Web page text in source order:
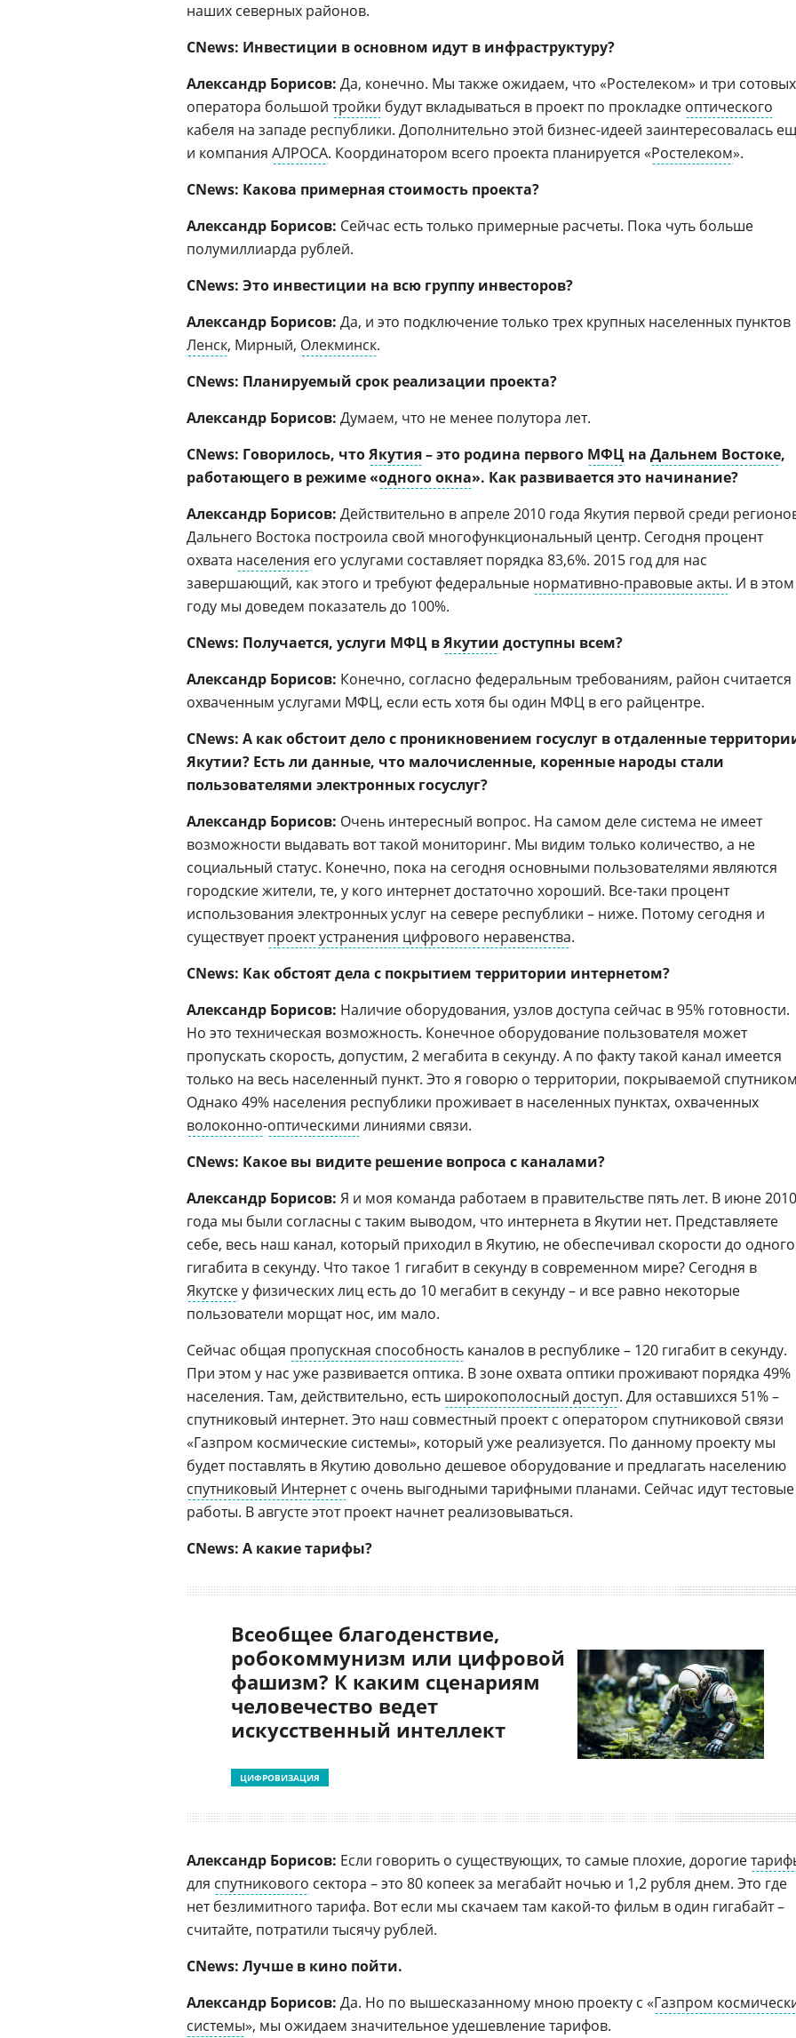
наших северных районов.
CNews: Инвестиции в основном идут в инфраструктуру?
Александр Борисов: Да, конечно. Мы также ожидаем, что «Ростелеком» и три сотовых
оператора большой тройки будут вкладываться в проект по прокладке оптического
кабеля на западе республики. Дополнительно этой бизнес-идеей заинтересовалась
и компания АЛРОСА. Координатором всего проекта планируется «Ростелеком».
CNews: Какова примерная стоимость проекта?
Александр Борисов: Сейчас есть только примерные расчеты. Пока чуть больше
полумиллиарда рублей.
CNews: Это инвестиции на всю группу инвесторов?
Александр Борисов: Да, и это подключение только трех крупных населенных пунктов
Ленск, Мирный, Олекминск.
CNews: Планируемый срок реализации проекта?
Александр Борисов: Думаем, что не менее полутора лет.
CNews: Говорилось, чтоЯкутия– это родина первого МФЦ на Дальнем Востоке,
работающего в режиме «одного окна». Как развивается это начинание?
Александр Борисов: Действительно в апреле 2010 года Якутия первой среди
Дальнего Востока построила свой многофункциональный центр. Сегодня процент
охвата населения его услугами составляет порядка 83,6%. 2015 год для нас
завершающий, как этого и требуют федеральные нормативно-правовые акты. И в этом
году мы доведем показатель до 100%.
CNews: Получается, услуги МФЦ вЯкутии доступны всем?
Александр Борисов: Конечно, согласно федеральным требованиям, район считается
охваченным услугами МФЦ, если есть хотя бы один МФЦ в его райцентре.
CNews: А как обстоит дело с проникновением госуслуг в отдаленные
Якутии? Есть ли данные, что малочисленные, коренные народы стали
пользователями электронных госуслуг?
Александр Борисов: Очень интересный вопрос. На самом деле система не имеет
возможности выдавать вот такой мониторинг. Мы видим только количество, а не
социальный статус. Конечно, пока на сегодня основными пользователями являются
городские жители, те, у кого интернет достаточно хороший. Все-таки процент
использования электронных услуг на севере республики – ниже. Потому сегодня и
существуетпроект устранения цифрового неравенства.
CNews: Как обстоят дела с покрытием территории интернетом?
Александр Борисов: Наличие оборудования, узлов доступа сейчас в 95% готовности.
Но это техническая возможность. Конечное оборудование пользователя может
пропускать скорость, допустим, 2 мегабита в секунду. А по факту такой канал имеется
только на весь населенный пункт. Это я говорю о территории, покрываемой
Однако 49% населения республики проживает в населенных пунктах, охваченных
волоконно-оптическими линиями связи.
CNews: Какое вы видите решение вопроса с каналами?
Александр Борисов: Я и моя команда работаем в правительстве пять лет. В июне 2010
года мы были согласны с таким выводом, что интернета в Якутии нет. Представляете
себе, весь наш канал, который приходил в Якутию, не обеспечивал скорости до одного
гигабита в секунду. Что такое 1 гигабит в секунду в современном мире? Сегодня в
Якутскеу физических лиц есть до 10 мегабит в секунду – и все равно некоторые
пользователи морщат нос, им мало.
Сейчас общая пропускная способность каналов в республике – 120 гигабит в секунду.
При этом у нас уже развивается оптика. В зоне охвата оптики проживают порядка 49%
населения. Там, действительно, есть широкополосный доступ. Для оставшихся 51% –
спутниковый интернет. Это наш совместный проект с оператором спутниковой связи
«Газпром космические системы», который уже реализуется. По данному проекту мы
будет поставлять в Якутию довольно дешевое оборудование и предлагать населению
спутниковый Интернетс очень выгодными тарифными планами. Сейчас идут тестовые
работы. В августе этот проект начнет реализовываться.
CNews: А какие тарифы?
Всеобщее благоденствие,
робокоммунизм или цифровой
фашизм? К каким сценариям
человечество ведет
искусственный интеллект
ЦИФРОВИЗАЦИЯ
Александр Борисов: Если говорить о существующих, то самые плохие, дорогие
для спутникового сектора – это 80 копеек за мегабайт ночью и 1,2 рубля днем. Это где
нет безлимитного тарифа. Вот если мы скачаем там какой-то фильм в один гигабайт –
считайте, потратили тысячу рублей.
CNews: Лучше в кино пойти.
Александр Борисов: Да. Но по вышесказанному мною проекту с «Газпром
системы», мы ожидаем значительное удешевление тарифов.